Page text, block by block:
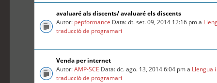
avaluaré als discents/ avaluaré els discents
Autor: pepformance Data: dt. set. 09, 2014 12:16 pm a
traducció de programari
Venda per internet
Autor:AMP-SCE Data: dc. ago. 13, 2014 6:04 pm a Llengua i
traducció de programari